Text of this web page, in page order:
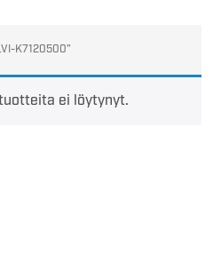
K7120500”
ei löytynyt.